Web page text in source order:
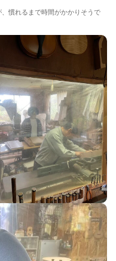
慣れるまで時間がかかりそうで